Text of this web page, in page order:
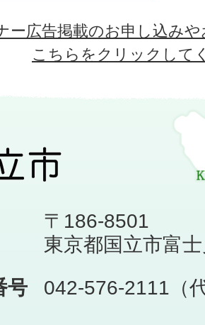
ー広告掲載のお申し込み
こちらをクリックして
〒186-8501
東京都国立市富
号
042-576-2111（